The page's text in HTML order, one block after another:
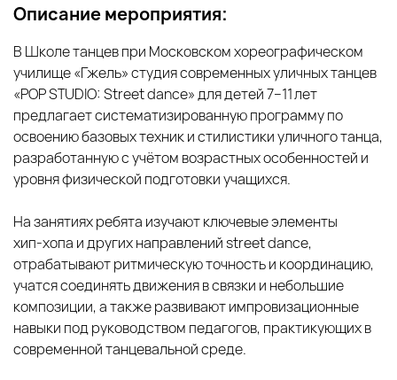
Описание мероприятия:
В Школе танцев при Московском хореографическом
училище «Гжель» студия современных уличных танцев
«POP STUDIO: Street dance» для детей 7–11 лет
предлагает систематизированную программу по
освоению базовых техник и стилистики уличного танца,
разработанную с учётом возрастных особенностей и
уровня физической подготовки учащихся.
На занятиях ребята изучают ключевые элементы
хип‑хопа и других направлений street dance,
отрабатывают ритмическую точность и координацию,
учатся соединять движения в связки и небольшие
композиции, а также развивают импровизационные
навыки под руководством педагогов, практикующих в
современной танцевальной среде.